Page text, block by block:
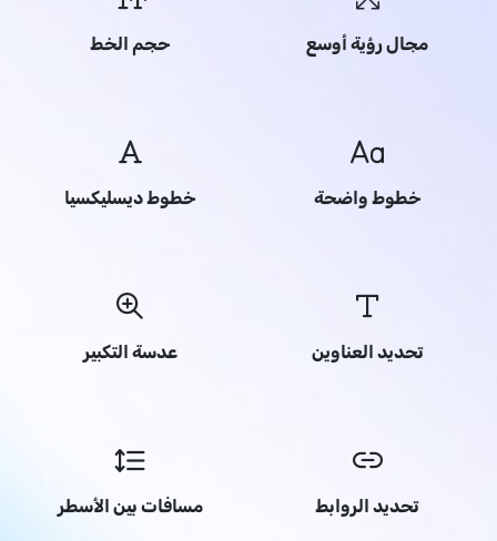
مجال رؤية أوسع حجم الخط
خطوط واضحة خطوط ديسليكسيا
تحديد العناوين عدسة التكبير
تحديد الروابط مسافات بين الأسطر